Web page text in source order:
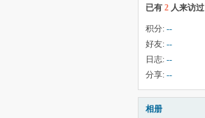
已有 2 人来访过
积分: --
好友: --
日志: --
分享: --
相册